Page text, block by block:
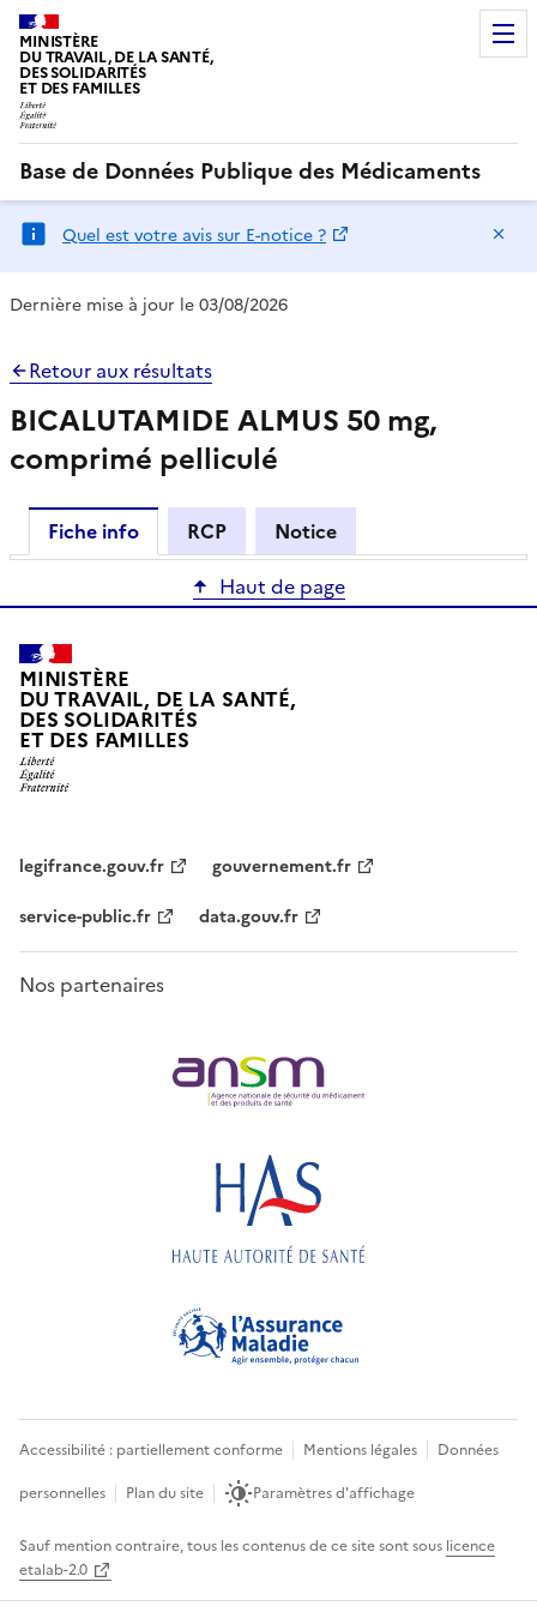
MINISTÈRE
DU TRAVAIL, DE LA SANTÉ,
DES SOLIDARITÉS
ET DES FAMILLES
Base de Données Publique des Médicaments
Quel est votre avis sur E-notice ?
Dernière mise à jour le 03/08/2026
Retour aux résultats
BICALUTAMIDE ALMUS 50 mg,
comprimé pelliculé
Fiche info RCP
Notice
Haut de page
MINISTÈRE
DU TRAVAIL, DE LA SANTÉ,
DES SOLIDARITÉS
ET DES FAMILLES
legifrance.gouv.fr
gouvernement.fr
service-public.fr
data.gouv.fr
Nos partenaires
Accessibilité : partiellement conforme Mentions légales
Données
personnelles
Plan du site Paramètres d'affichage
Sauf mention contraire, tous les contenus de ce site sont sous licence
etalab-2.0